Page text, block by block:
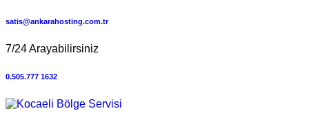
satis@ankarahosting.com.tr
7/24 Arayabilirsiniz
0.505.777 1632